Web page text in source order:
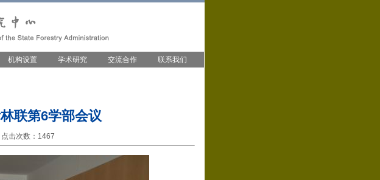
机构设置 学术研究 交流合作 联系我们
联第6学部会议
击次数：1467